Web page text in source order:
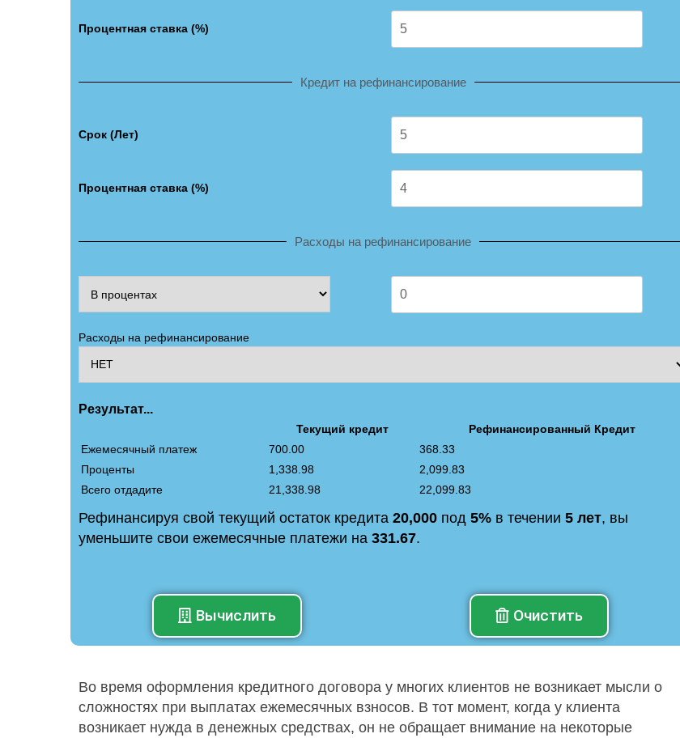
Процентная ставка (%)
Кредит на рефинансирование
Срок (Лет)
Процентная ставка (%)
Расходы на рефинансирование
Расходы на рефинансирование
Результат...
Текущий кредит
Рефинансированный Кредит
Ежемесячный платеж
700.00
368.33
Проценты
1,338.98
2,099.83
Всего отдадите
21,338.98 22,099.83
Рефинансируя свой текущий остаток кредита 20,000 под 5% в течении 5 лет, вы
уменьшите свои ежемесячные платежи на 331.67.
Вычислить Очистить
Во время оформления кредитного договора у многих клиентов не возникает мысли о
сложностях при выплатах ежемесячных взносов. В тот момент, когда у клиента
возникает нужда в денежных средствах, он не обращает внимание на некоторые